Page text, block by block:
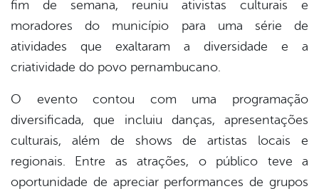
fim de semana, reuniu ativistas culturais e
moradores do município para uma série de
atividades que exaltaram a diversidade e a
criatividade do povo pernambucano.
O evento contou com uma programação
diversificada, que incluiu danças, apresentações
culturais, além de shows de artistas locais e
regionais. Entre as atrações, o público teve a
oportunidade de apreciar performances de grupos